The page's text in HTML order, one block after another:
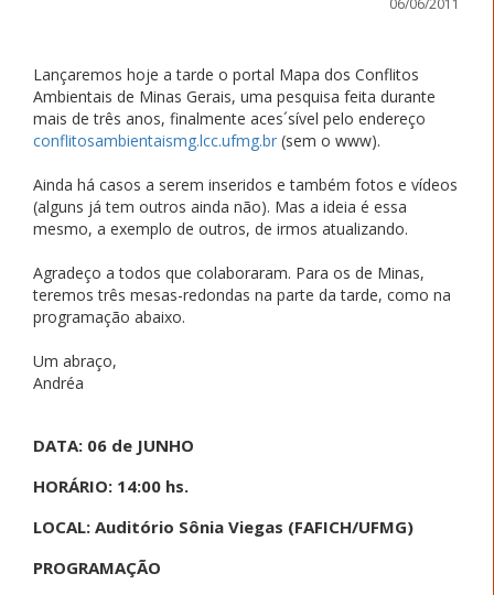
Lançaremos hoje a tarde o portal Mapa dos Conflitos
Ambientais de Minas Gerais, uma pesquisa feita durante
mais de três anos, finalmente aces´sível pelo endereço
conflitosambientaismg.lcc.ufmg.br (sem o www).
Ainda há casos a serem inseridos e também fotos e vídeos
(alguns já tem outros ainda não). Mas a ideia é essa
mesmo, a exemplo de outros, de irmos atualizando.
Agradeço a todos que colaboraram. Para os de Minas,
teremos três mesas-redondas na parte da tarde, como na
programação abaixo.
Um abraço,
Andréa
DATA: 06 de JUNHO
HORÁRIO: 14:00 hs.
LOCAL: Auditório Sônia Viegas (FAFICH/UFMG)
PROGRAMAÇÃO